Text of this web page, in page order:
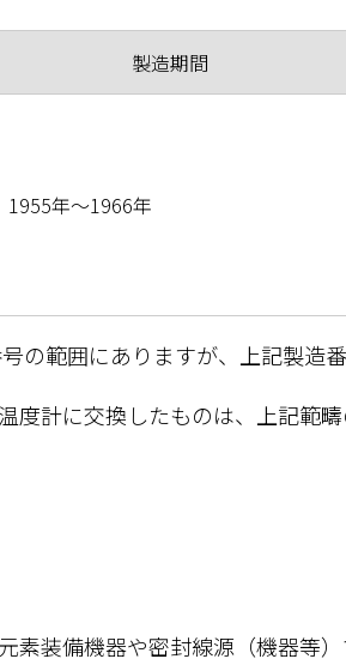
製造期間
1955年～1966年
の範囲にありますが、上記製造
度計に交換したものは、上記範
素装備機器や密封線源（機器等